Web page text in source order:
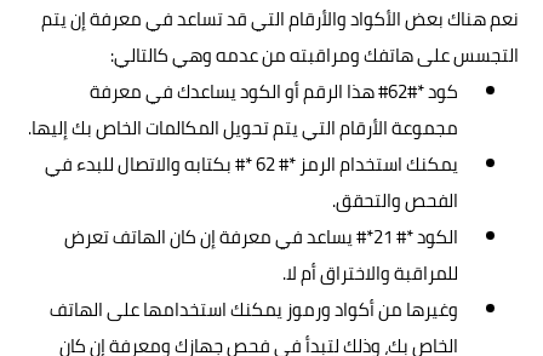
نعم هناك بعض الأكواد والأرقام التي قد تساعد في معرفة إن يتم
التجسس على هاتفك ومراقبته من عدمه وهي كالتالي:
كود *#62# هذا الرقم أو الكود يساعدك في معرفة
مجموعة الأرقام التي يتم تحويل المكالمات الخاص بك إليها.
يمكنك استخدام الرمز *# 62 *# بكتابه والاتصال للبدء في
الفحص والتحقق.
الكود *# 21*# يساعد في معرفة إن كان الهاتف تعرض
للمراقبة والاختراق أم لا.
وغيرها من أكواد ورموز يمكنك استخدامها على الهاتف
الخاص بك، وذلك لتبدأ في فحص جهازك ومعرفة إن كان